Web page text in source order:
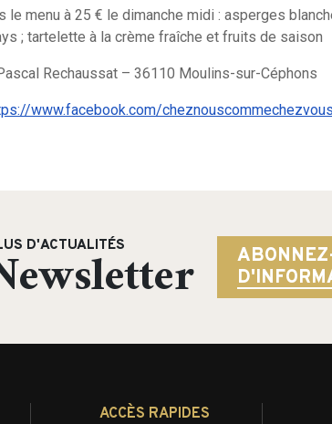
le menu à 25 € le dimanche midi : asperges
; tartelette à la crème fraîche et fruits de saison
Rechaussat – 36110 Moulins-sur-Céphons
www.facebook.com/
D'ACTUALITÉS
ACCÈS RAPIDES